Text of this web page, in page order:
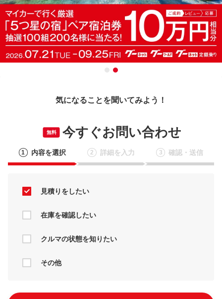
気になることを聞いてみよう！
無料 今すぐお問い合わせ
1 内容を選択 2 詳細を入力 3 確認・送信
見積りをしたい
在庫を確認したい
クルマの状態を知りたい
その他